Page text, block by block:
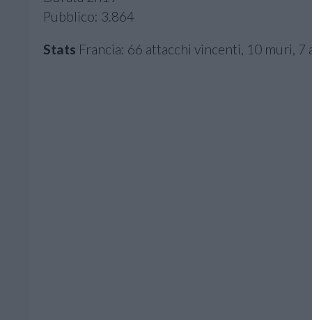
Pubblico: 3.864
Stats Francia: 66 attacchi vincenti, 10 muri,